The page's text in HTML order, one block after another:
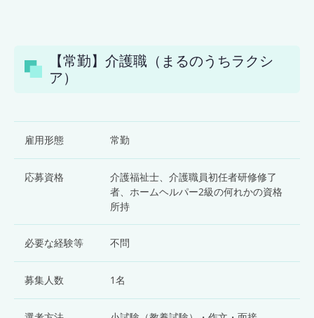
【常勤】介護職（まるのうちラクシ
ア）
雇用形態 常勤
応募資格
介護福祉士、介護職員初任者研修修了
者、ホームヘルパー2級の何れかの資格
所持
必要な経験等 不問
募集人数 1名